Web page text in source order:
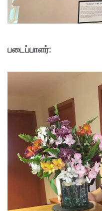
படைப்பாளர்: